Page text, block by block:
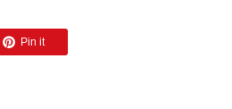
Pin it